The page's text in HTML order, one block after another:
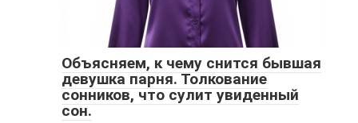
Объясняем, к чему снится бывшая
девушка парня. Толкование
сонников, что сулит увиденный
сон.